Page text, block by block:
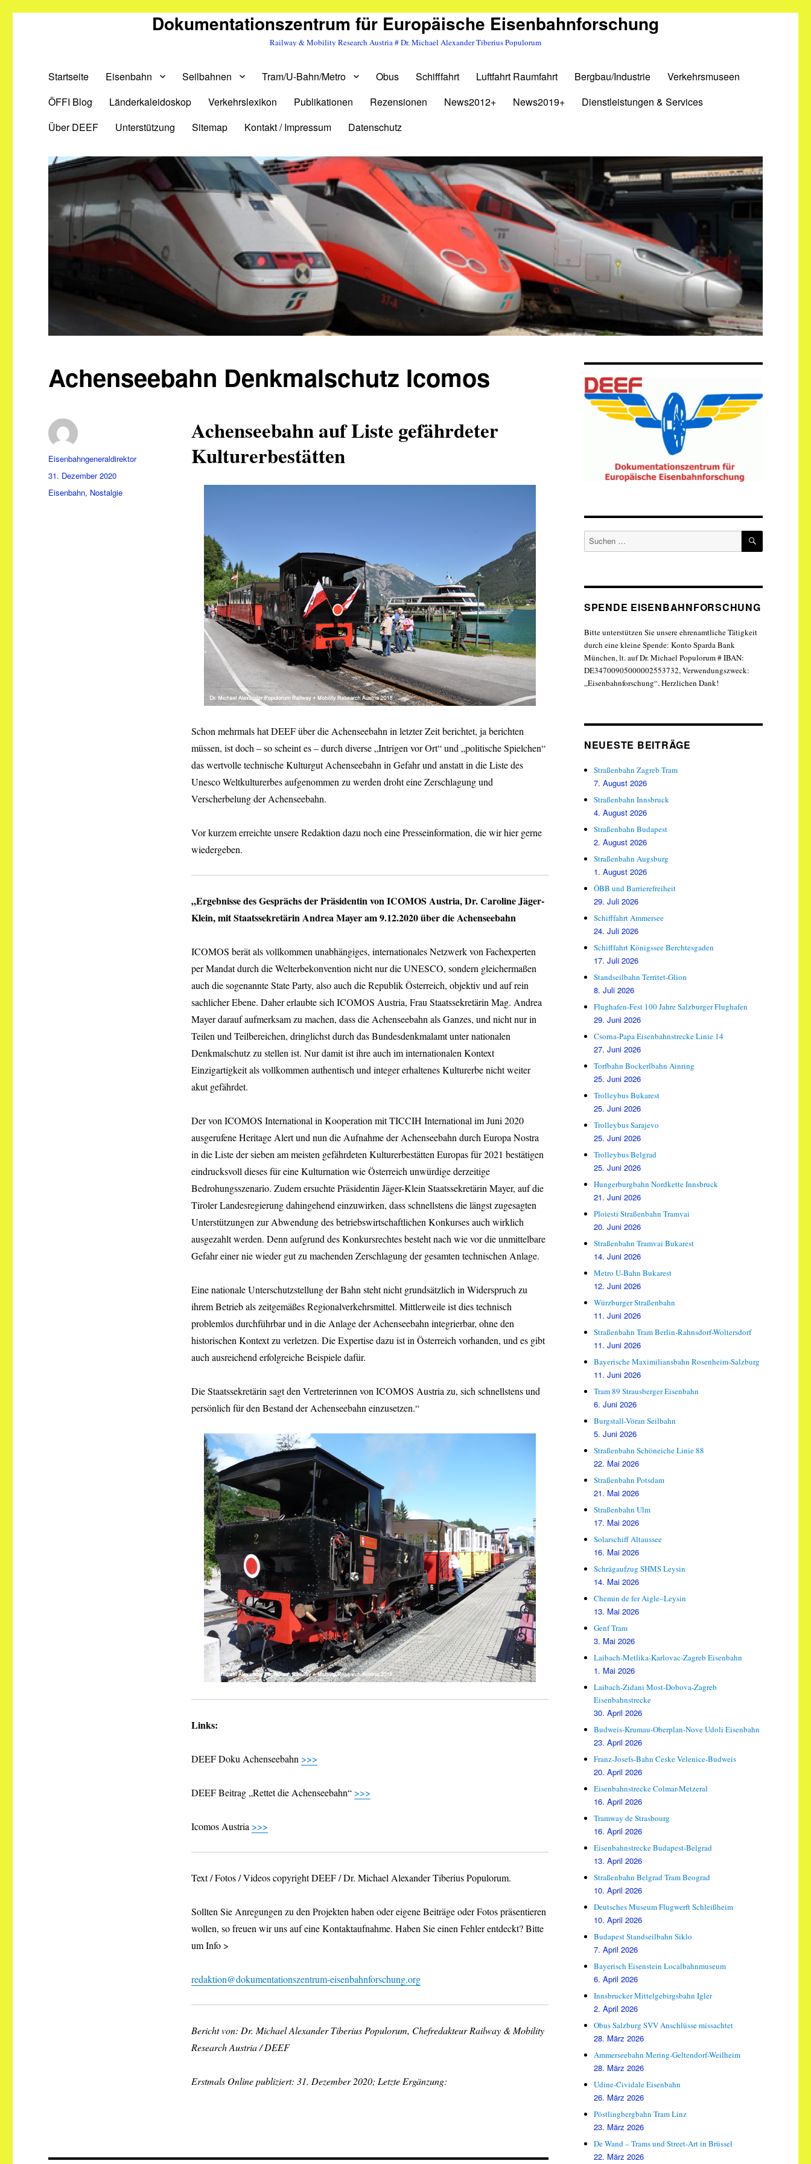
Dokumentationszentrum für Europäische Eisenbahnforschung
Railway & Mobility Research Austria # Dr. Michael Alexander Tiberius Populorum
Startseite Eisenbahn Seilbahnen Tram/U-Bahn/Metro Obus Schifffahrt Luftfahrt Raumfahrt Bergbau/Industrie
Verkehrsmuseen
ÖFFI Blog
Länderkaleidoskop Verkehrslexikon Publikationen Rezensionen News2012+ News2019+
Dienstleistungen & Services
Über DEEF
Unterstützung Sitemap Kontakt / Impressum Datenschutz
Achenseebahn Denkmalschutz Icomos
Achenseebahn auf Liste gefährdeter
Kulturerbestätten
Schon mehrmals hat DEEF über die Achenseebahn in letzter Zeit berichtet, ja berichten
müssen, ist doch – so scheint es – durch diverse „Intrigen vor Ort“ und „politische Spielchen“
das wertvolle technische Kulturgut Achenseebahn in Gefahr und anstatt in die Liste des
Unesco Weltkulturerbes aufgenommen zu werden droht eine Zerschlagung und
Verscherbelung der Achenseebahn.
Vor kurzem erreichte unsere Redaktion dazu noch eine Presseinformation, die wir hier gerne
wiedergeben.
„Ergebnisse des Gesprächs der Präsidentin von ICOMOS Austria, Dr. Caroline Jäger-
Klein, mit Staatssekretärin Andrea Mayer am 9.12.2020 über die Achenseebahn
ICOMOS berät als vollkommen unabhängiges, internationales Netzwerk von Fachexperten
per Mandat durch die Welterbekonvention nicht nur die UNESCO, sondern gleichermaßen
auch die sogenannte State Party, also auch die Republik Österreich, objektiv und auf rein
sachlicher Ebene. Daher erlaubte sich ICOMOS Austria, Frau Staatssekretärin Mag. Andrea
Mayer darauf aufmerksam zu machen, dass die Achenseebahn als Ganzes, und nicht nur in
Teilen und Teilbereichen, dringlichst durch das Bundesdenkmalamt unter nationalen
Denkmalschutz zu stellen ist. Nur damit ist ihre auch im internationalen Kontext
Einzigartigkeit als vollkommen authentisch und integer erhaltenes Kulturerbe nicht weiter
akut gefährdet.
Der von ICOMOS International in Kooperation mit TICCIH International im Juni 2020
ausgerufene Heritage Alert und nun die Aufnahme der Achenseebahn durch Europa Nostra
in die Liste der sieben am meisten gefährdeten Kulturerbestätten Europas für 2021 bestätigen
eindrucksvoll dieses für eine Kulturnation wie Österreich unwürdige derzeitige
Bedrohungsszenario. Zudem ersuchte Präsidentin Jäger-Klein Staatssekretärin Mayer, auf die
Tiroler Landesregierung dahingehend einzuwirken, dass schnellstens die längst zugesagten
Unterstützungen zur Abwendung des betriebswirtschaftlichen Konkurses auch wirklich
ausgezahlt werden. Denn aufgrund des Konkursrechtes besteht nach wie vor die unmittelbare
Gefahr einer nie wieder gut zu machenden Zerschlagung der gesamten technischen Anlage.
Eine nationale Unterschutzstellung der Bahn steht nicht grundsätzlich in Widerspruch zu
ihrem Betrieb als zeitgemäßes Regionalverkehrsmittel. Mittlerweile ist dies technisch
problemlos durchführbar und in die Anlage der Achenseebahn integrierbar, ohne den
historischen Kontext zu verletzen. Die Expertise dazu ist in Österreich vorhanden, und es gibt
auch ausreichend erfolgreiche Beispiele dafür.
Die Staatssekretärin sagt den Vertreterinnen von ICOMOS Austria zu, sich schnellstens und
persönlich für den Bestand der Achenseebahn einzusetzen.“
Links:
DEEF Doku Achenseebahn >>>
DEEF Beitrag „Rettet die Achenseebahn“ >>>
Icomos Austria >>>
Text / Fotos / Videos copyright DEEF / Dr. Michael Alexander Tiberius Populorum.
Sollten Sie Anregungen zu den Projekten haben oder eigene Beiträge oder Fotos präsentieren
wollen, so freuen wir uns auf eine Kontaktaufnahme. Haben Sie einen Fehler entdeckt? Bitte
um Info >
redaktion@dokumentationszentrum-eisenbahnforschung.org
Bericht von: Dr. Michael Alexander Tiberius Populorum, Chefredakteur Railway & Mobility
Research Austria / DEEF
Erstmals Online publiziert: 31. Dezember 2020; Letzte Ergänzung:
Autor
Eisenbahngeneraldirektor
Veröffentlicht
am
31. Dezember 2020
Kategorien
Eisenbahn, Nostalgie
Suche
SUCHEN
SPENDE EISENBAHNFORSCHUNG
Bitte unterstützen Sie unsere ehrenamtliche Tätigkeit
durch eine kleine Spende: Konto Sparda Bank
München, lt. auf Dr. Michael Populorum # IBAN:
DE34700905000002553732, Verwendungszweck:
„Eisenbahnforschung“. Herzlichen Dank!
NEUESTE BEITRÄGE
Straßenbahn Zagreb Tram
7. August 2026
Straßenbahn Innsbruck
4. August 2026
Straßenbahn Budapest
2. August 2026
Straßenbahn Augsburg
1. August 2026
ÖBB und Barrierefreiheit
29. Juli 2026
Schifffahrt Ammersee
24. Juli 2026
Schifffahrt Königssee Berchtesgaden
17. Juli 2026
Standseilbahn Territet-Glion
8. Juli 2026
Flughafen-Fest 100 Jahre Salzburger Flughafen
29. Juni 2026
Csorna-Papa Eisenbahnstrecke Linie 14
27. Juni 2026
Torfbahn Bockerlbahn Ainring
25. Juni 2026
Trolleybus Bukarest
25. Juni 2026
Trolleybus Sarajevo
25. Juni 2026
Trolleybus Belgrad
25. Juni 2026
Hungerburgbahn Nordkette Innsbruck
21. Juni 2026
Ploiesti Straßenbahn Tramvai
20. Juni 2026
Straßenbahn Tramvai Bukarest
14. Juni 2026
Metro U-Bahn Bukarest
12. Juni 2026
Würzburger Straßenbahn
11. Juni 2026
Straßenbahn Tram Berlin-Rahnsdorf-Woltersdorf
11. Juni 2026
Bayerische Maximiliansbahn Rosenheim-Salzburg
11. Juni 2026
Tram 89 Strausberger Eisenbahn
6. Juni 2026
Burgstall-Vöran Seilbahn
5. Juni 2026
Straßenbahn Schöneiche Linie 88
22. Mai 2026
Straßenbahn Potsdam
21. Mai 2026
Straßenbahn Ulm
17. Mai 2026
Solarschiff Altaussee
16. Mai 2026
Schrägaufzug SHMS Leysin
14. Mai 2026
Chemin de fer Aigle–Leysin
13. Mai 2026
Genf Tram
3. Mai 2026
Laibach-Metlika-Karlovac-Zagreb Eisenbahn
1. Mai 2026
Laibach-Zidani Most-Dobova-Zagreb
Eisenbahnstrecke
30. April 2026
Budweis-Krumau-Oberplan-Nove Udoli Eisenbahn
23. April 2026
Franz-Josefs-Bahn Ceske Velenice-Budweis
20. April 2026
Eisenbahnstrecke Colmar-Metzeral
16. April 2026
Tramway de Strasbourg
16. April 2026
Eisenbahnstrecke Budapest-Belgrad
13. April 2026
Straßenbahn Belgrad Tram Beograd
10. April 2026
Deutsches Museum Flugwerft Schleißheim
10. April 2026
Budapest Standseilbahn Siklo
7. April 2026
Bayerisch Eisenstein Localbahnmuseum
6. April 2026
Innsbrucker Mittelgebirgsbahn Igler
2. April 2026
Obus Salzburg SVV Anschlüsse missachtet
28. März 2026
Ammerseebahn Mering-Geltendorf-Weilheim
28. März 2026
Udine-Cividale Eisenbahn
26. März 2026
Pöstlingbergbahn Tram Linz
23. März 2026
De Wand – Trams und Street-Art in Brüssel
22. März 2026